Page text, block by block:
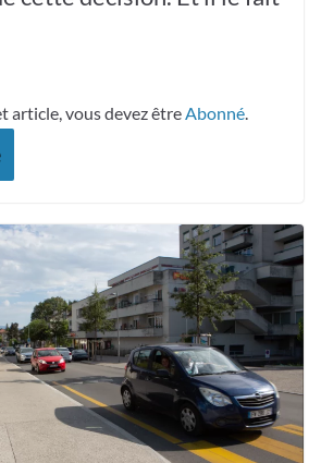
article, vous devez êtreAbonné.